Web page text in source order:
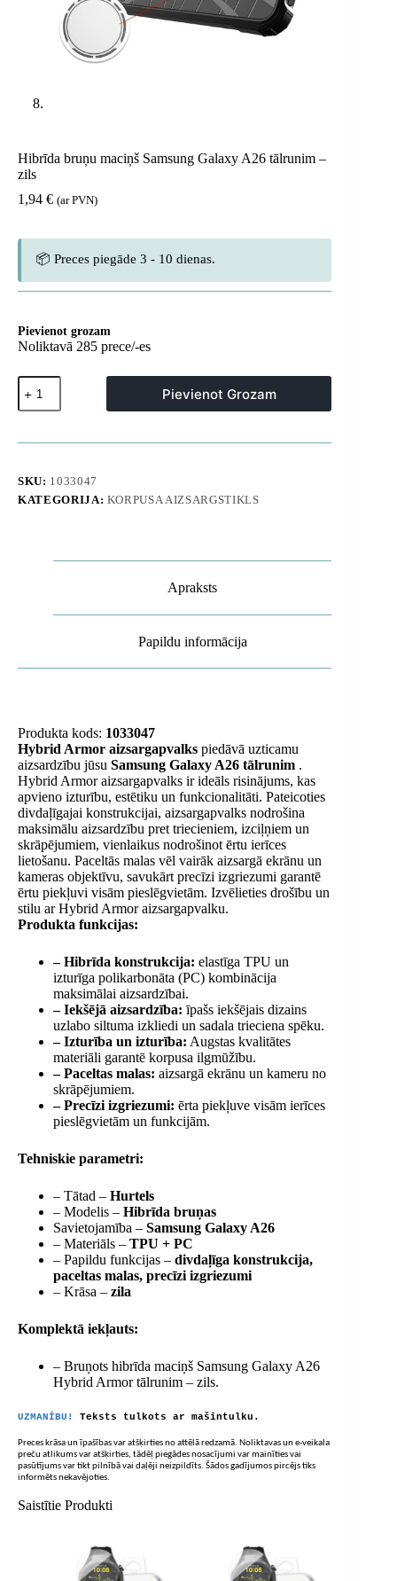
Hibrīda bruņu maciņš Samsung Galaxy A26 tālrunim –
zils
1,94 € (ar PVN)
📦 Preces piegāde 3 - 10 dienas.
Pievienot grozam
Noliktavā 285 prece/-es
Hibrīda
bruņu
maciņš
Galaxy
-
zils
Pievienot Grozam
SKU: 1033047
KATEGORIJA: KORPUSA AIZSARGSTIKLS
Apraksts
Papildu informācija
Produkta kods: 1033047
Hybrid Armor aizsargapvalks piedāvā uzticamu
aizsardzību jūsu Samsung Galaxy A26 tālrunim .
Hybrid Armor aizsargapvalks ir ideāls risinājums, kas
apvieno izturību, estētiku un funkcionalitāti. Pateicoties
divdaļīgajai konstrukcijai, aizsargapvalks nodrošina
maksimālu aizsardzību pret triecieniem, izciļņiem un
skrāpējumiem, vienlaikus nodrošinot ērtu ierīces
lietošanu. Paceltās malas vēl vairāk aizsargā ekrānu un
kameras objektīvu, savukārt precīzi izgriezumi garantē
ērtu piekļuvi visām pieslēgvietām. Izvēlieties drošību un
stilu ar Hybrid Armor aizsargapvalku.
Produkta funkcijas:
– Hibrīda konstrukcija: elastīga TPU un
izturīga polikarbonāta (PC) kombinācija
maksimālai aizsardzībai.
– Iekšējā aizsardzība: īpašs iekšējais dizains
uzlabo siltuma izkliedi un sadala trieciena spēku.
– Izturība un izturība: Augstas kvalitātes
materiāli garantē korpusa ilgmūžību.
– Paceltas malas: aizsargā ekrānu un kameru no
skrāpējumiem.
– Precīzi izgriezumi: ērta piekļuve visām ierīces
pieslēgvietām un funkcijām.
Tehniskie parametri:
– Tātad – Hurtels
– Modelis – Hibrīda bruņas
Savietojamība – Samsung Galaxy A26
– Materiāls – TPU + PC
– Papildu funkcijas – divdaļīga konstrukcija,
paceltas malas, precīzi izgriezumi
– Krāsa – zila
Komplektā iekļauts:
– Bruņots hibrīda maciņš Samsung Galaxy A26
Hybrid Armor tālrunim – zils.
UZMANĪBU! Teksts tulkots ar mašīntulku.
Preces krāsa un īpašības var atšķirties no attēlā redzamā. Noliktavas un e-veikala
preču atlikums var atšķirties, tādēļ piegādes nosacījumi var mainīties vai
pasūtījums var tikt pilnībā vai daļēji neizpildīts. Šādos gadījumos pircējs tiks
informēts nekavējoties.
Saistītie Produkti